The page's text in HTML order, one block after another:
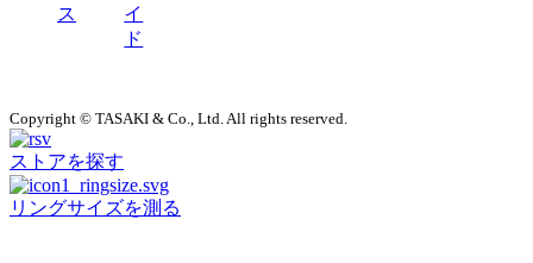
ス
イ
ド
Copyright © TASAKI & Co., Ltd. All rights reserved.
ストアを探す
リングサイズを測る